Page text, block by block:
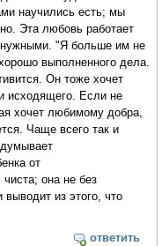
научились есть; мы
Эта любовь работает
"Я больше им не
выполненного дела.
Он тоже хочет
исходящего. Если не
хочет любимому добра,
Чаще всего так и
от
она не без
из этого, что
ответить